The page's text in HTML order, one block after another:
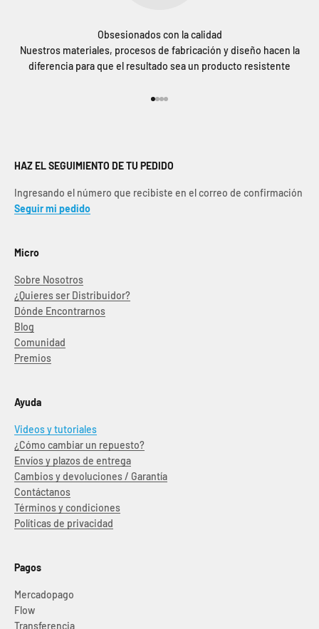
Obsesionados con la calidad
Nuestros materiales, procesos de fabricación y diseño hacen la
diferencia para que el resultado sea un producto resistente
HAZ EL SEGUIMIENTO DE TU PEDIDO
Ingresando el número que recibiste en el correo de confirmación
Seguir mi pedido
Micro
Sobre Nosotros
¿Quieres ser Distribuidor?
Dónde Encontrarnos
Blog
Comunidad
Premios
Ayuda
Videos y tutoriales
¿Cómo cambiar un repuesto?
Envíos y plazos de entrega
Cambios y devoluciones / Garantía
Contáctanos
Términos y condiciones
Políticas de privacidad
Pagos
Mercadopago
Flow
Transferencia